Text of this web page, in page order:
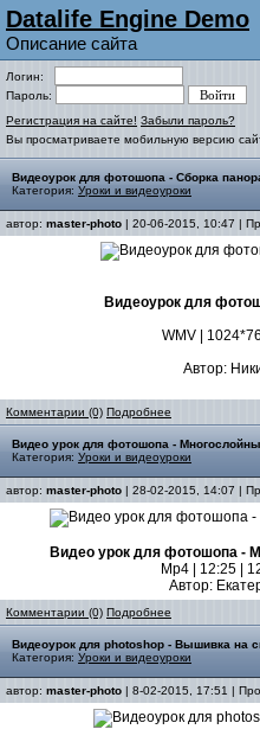
Datalife Engine Demo
Описание сайта
Логин:
Пароль:
Регистрация на сайте! Забыли пароль?
Вы просматриваете мобильную версию
Видеоурок для фотошопа - Сборка
Категория: Уроки и видеоуроки
автор: master-photo | 20-06-2015, 10:47 |
Видеоурок для
WMV |
Автор:
Комментарии (0) Подробнее
Видео урок для фотошопа -
Категория: Уроки и видеоуроки
автор: master-photo | 28-02-2015, 14:07 |
Видео урок для фотошопа -
Mp4 | 12:25 |
Автор:
Комментарии (0) Подробнее
Видеоурок для photoshop - Вышивка на
Категория: Уроки и видеоуроки
автор: master-photo | 8-02-2015, 17:51 |